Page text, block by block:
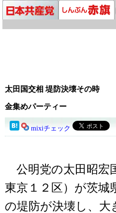
太田国交相 堤防決壊その時
金集めパーティー
mixiチェック
公明党の太田昭宏
東京１２区）が茨城
の堤防が決壊し、大